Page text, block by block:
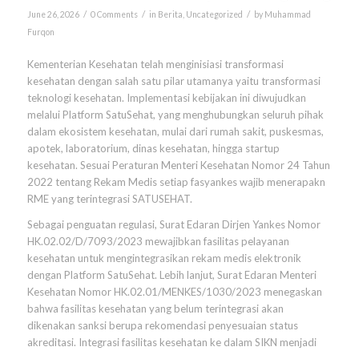
June 26, 2026 / 0 Comments / in Berita Uncategorized / by Muhammad
Furqon
Kementerian Kesehatan telah menginisiasi transformasi
kesehatan dengan salah satu pilar utamanya yaitu transformasi
teknologi kesehatan. Implementasi kebijakan ini diwujudkan
melalui Platform SatuSehat, yang menghubungkan seluruh pihak
dalam ekosistem kesehatan, mulai dari rumah sakit, puskesmas,
apotek, laboratorium, dinas kesehatan, hingga startup
kesehatan. Sesuai Peraturan Menteri Kesehatan Nomor 24 Tahun
2022 tentang Rekam Medis setiap fasyankes wajib menerapakn
RME yang terintegrasi SATUSEHAT.
Sebagai penguatan regulasi, Surat Edaran Dirjen Yankes Nomor
HK.02.02/D/7093/2023 mewajibkan fasilitas pelayanan
kesehatan untuk mengintegrasikan rekam medis elektronik
dengan Platform SatuSehat. Lebih lanjut, Surat Edaran Menteri
Kesehatan Nomor HK.02.01/MENKES/1030/2023 menegaskan
bahwa fasilitas kesehatan yang belum terintegrasi akan
dikenakan sanksi berupa rekomendasi penyesuaian status
akreditasi. Integrasi fasilitas kesehatan ke dalam SIKN menjadi